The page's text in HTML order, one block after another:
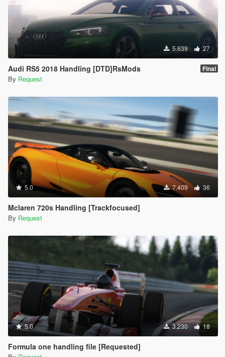
5.639 27
Audi RS5 2018 Handling [DTD]RsMods Final
By Request
5.0 7.409 36
Mclaren 720s Handling [Trackfocused]
By Request
5.0 3.230 18
Formula one handling file [Requested]